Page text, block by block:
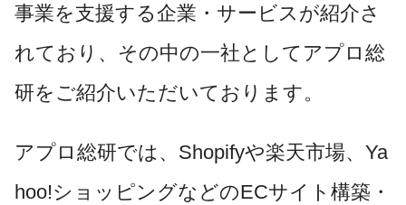
事業を支援する企業・サービスが紹介さ
れており、その中の一社としてアプロ総
研をご紹介いただいております。
アプロ総研では、Shopifyや楽天市場、Ya
hoo!ショッピングなどのECサイト構築・